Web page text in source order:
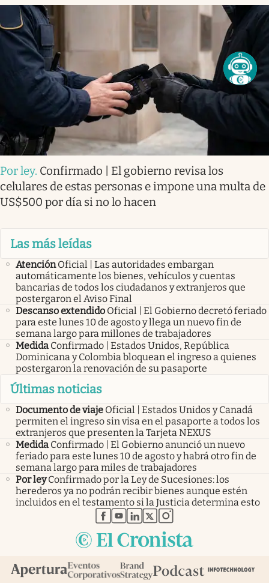
Por ley. Confirmado | El gobierno revisa los
celulares de estas personas e impone una multa de
US$500 por día si no lo hacen
Las más leídas
Atención Oficial | Las autoridades embargan
automáticamente los bienes, vehículos y cuentas
bancarias de todos los ciudadanos y extranjeros que
postergaron el Aviso Final
Descanso extendido Oficial | El Gobierno decretó feriado
para este lunes 10 de agosto y llega un nuevo fin de
semana largo para millones de trabajadores
Medida Confirmado | Estados Unidos, República
Dominicana y Colombia bloquean el ingreso a quienes
postergaron la renovación de su pasaporte
Últimas noticias
Documento de viaje Oficial | Estados Unidos y Canadá
permiten el ingreso sin visa en el pasaporte a todos los
extranjeros que presenten la Tarjeta NEXUS
Medida Confirmado | El Gobierno anunció un nuevo
feriado para este lunes 10 de agosto y habrá otro fin de
semana largo para miles de trabajadores
Por ley Confirmado por la Ley de Sucesiones: los
herederos ya no podrán recibir bienes aunque estén
incluidos en el testamento si la Justicia determina esto
abre en nueva pestaña
abre en nueva pestaña
abre en nueva pestaña
abre en nueva pestaña
abre en nueva pestaña